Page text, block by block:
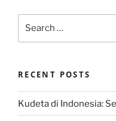
RECENT POSTS
Kudeta di Indonesia: